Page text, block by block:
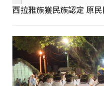
西拉雅族獲民族認定 原